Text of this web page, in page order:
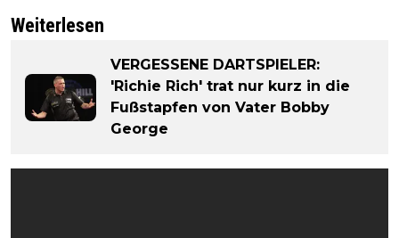
Weiterlesen
VERGESSENE DARTSPIELER:
'Richie Rich' trat nur kurz in die
Fußstapfen von Vater Bobby
George